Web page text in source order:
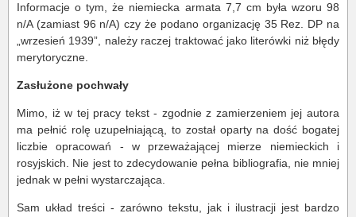
Informacje o tym, że niemiecka armata 7,7 cm była wzoru 98
n/A (zamiast 96 n/A) czy że podano organizację 35 Rez. DP na
„wrzesień 1939”, należy raczej traktować jako literówki niż błędy
merytoryczne.
Zasłużone pochwały
Mimo, iż w tej pracy tekst - zgodnie z zamierzeniem jej autora
ma pełnić rolę uzupełniającą, to został oparty na dość bogatej
liczbie opracowań - w przeważającej mierze niemieckich i
rosyjskich. Nie jest to zdecydowanie pełna bibliografia, nie mniej
jednak w pełni wystarczająca.
Sam układ treści - zarówno tekstu, jak i ilustracji jest bardzo